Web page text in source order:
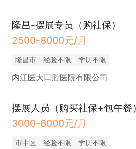
隆昌-摆展专员（购社保）
2500-8000元/月
隆昌市 经验不限 学历不限
内江医大口腔医院有限公司
摆展人员（购买社保+包午餐）
3000-6000元/月
市中区 经验不限 学历不限